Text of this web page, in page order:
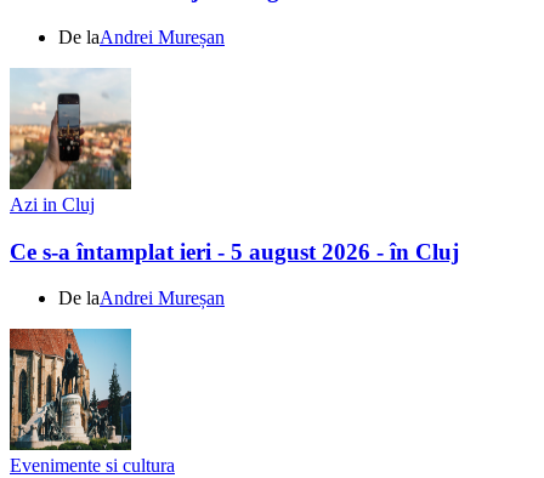
De laAndrei Mureșan
Azi in Cluj
Ce s-a întamplat ieri - 5 august 2026 - în Cluj
De laAndrei Mureșan
Evenimente si cultura